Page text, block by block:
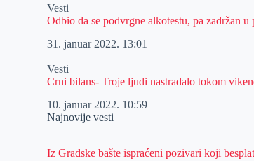
Vesti
Odbio da se podvrgne alkotestu, pa zadržan u
31. januar 2022. 13:01
Vesti
Crni bilans- Troje ljudi nastradalo tokom
10. januar 2022. 10:59
Najnovije vesti
Iz Gradske bašte ispraćeni pozivari koji